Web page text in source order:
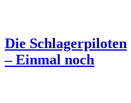
Die Schlagerpiloten
– Einmal noch